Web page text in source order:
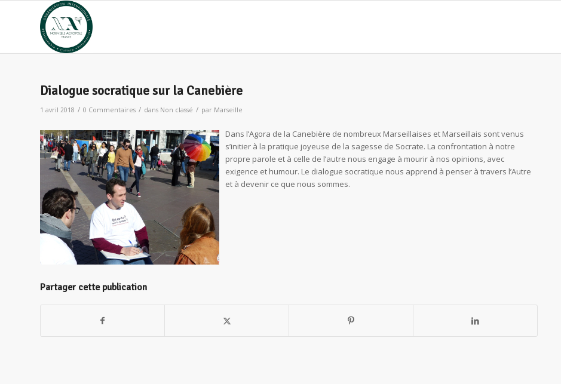
Dialogue socratique sur la Canebière
1 avril 2018 / 0 Commentaires / dans Non classé / par Marseille
Dans l’Agora de la Canebière de nombreux Marseillaises et Marseillais sont venus
s’initier à la pratique joyeuse de la sagesse de Socrate. La confrontation à notre
propre parole et à celle de l’autre nous engage à mourir à nos opinions, avec
exigence et humour. Le dialogue socratique nous apprend à penser à travers l’Autre
et à devenir ce que nous sommes.
Partager cette publication